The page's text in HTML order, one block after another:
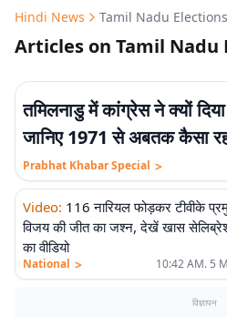
Hindi News Tamil Nadu Elections
Articles on Tamil Nadu
तमिलनाडु में कांग्रेस ने क्यों
जानिए 1971 से अबतक कैसा
Prabhat Khabar Special >
Video: 116 नारियल फोड़कर टीवीके
विजय की जीत का जश्न, देखें खास
का वीडियो
National > 10:42 AM. 5
विज्ञापन